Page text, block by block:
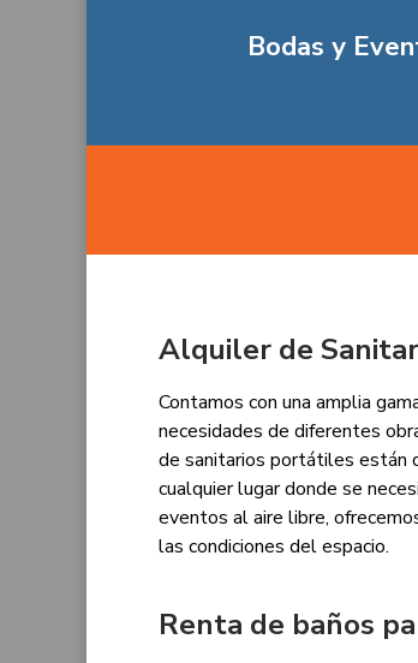
Bodas y
Alquiler de
Contamos con una amplia
necesidades de diferentes
de sanitarios portátiles están
cualquier lugar donde se
eventos al aire libre,
las condiciones del espacio.
Renta de baños